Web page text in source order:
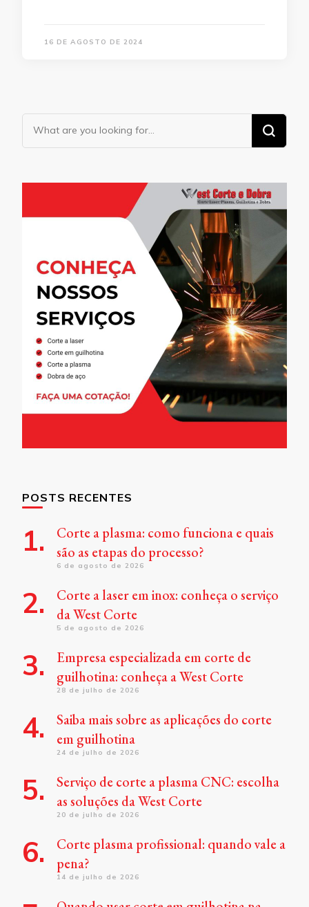
16 DE AGOSTO DE 2024
Looking
for
POSTS RECENTES
Corte a plasma: como funciona e quais
são as etapas do processo?
6 de agosto de 2026
Corte a laser em inox: conheça o serviço
da West Corte
5 de agosto de 2026
Empresa especializada em corte de
guilhotina: conheça a West Corte
28 de julho de 2026
Saiba mais sobre as aplicações do corte
em guilhotina
24 de julho de 2026
Serviço de corte a plasma CNC: escolha
as soluções da West Corte
20 de julho de 2026
Corte plasma profissional: quando vale a
pena?
14 de julho de 2026